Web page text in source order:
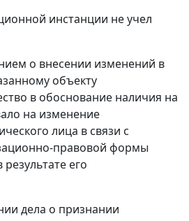
инстанции не учел
о внесении изменений в
объекту
в обоснование наличия на
на изменение
лица в связи с
правовой формы
его
дела о признании